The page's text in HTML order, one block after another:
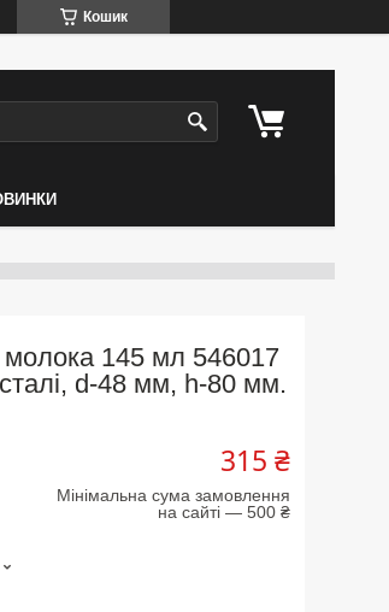
Кошик
молока 145 мл 546017
сталі, d-48 мм, h-80 мм.
315 ₴
Мінімальна сума замовлення
на сайті — 500 ₴